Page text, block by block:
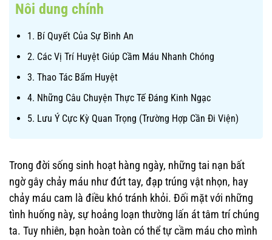
Nôi dung chính
1. Bí Quyết Của Sự Bình An
2. Các Vị Trí Huyệt Giúp Cầm Máu Nhanh Chóng
3. Thao Tác Bấm Huyệt
4. Những Câu Chuyện Thực Tế Đáng Kinh Ngạc
5. Lưu Ý Cực Kỳ Quan Trọng (Trường Hợp Cần Đi Viện)
Trong đời sống sinh hoạt hàng ngày, những tai nạn bất
ngờ gây chảy máu như đứt tay, đạp trúng vật nhọn, hay
chảy máu cam là điều khó tránh khỏi. Đối mặt với những
tình huống này, sự hoảng loạn thường lấn át tâm trí chúng
ta. Tuy nhiên, bạn hoàn toàn có thể tự cầm máu cho mình